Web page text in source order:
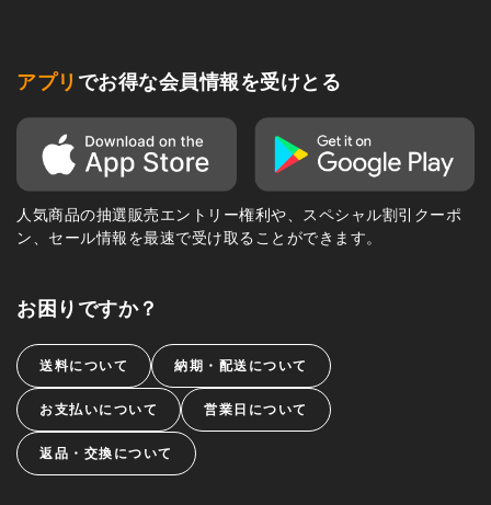
アプリ でお得な会員情報を受けとる
人気商品の抽選販売エントリー権利や、スペシャル割引クーポ
ン、セール情報を最速で受け取ることができます。
お困りですか？
送料について 納期・配送について
お支払いについて 営業日について
返品・交換について